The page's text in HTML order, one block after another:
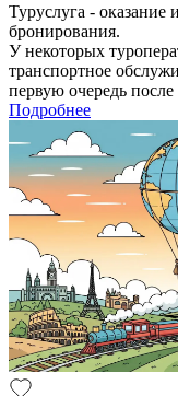
Туруслуга -
бронирования.
У некоторых
транспортное
первую очередь
Подробнее